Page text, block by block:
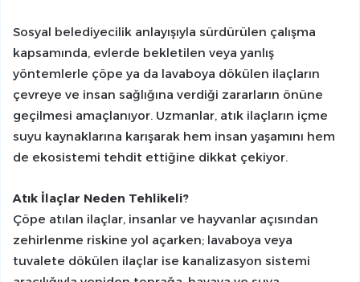
Sosyal belediyecilik anlayışıyla sürdürülen çalışma
kapsamında, evlerde bekletilen veya yanlış
yöntemlerle çöpe ya da lavaboya dökülen ilaçların
çevreye ve insan sağlığına verdiği zararların önüne
geçilmesi amaçlanıyor. Uzmanlar, atık ilaçların içme
suyu kaynaklarına karışarak hem insan yaşamını hem
de ekosistemi tehdit ettiğine dikkat çekiyor.
Atık İlaçlar Neden Tehlikeli?
Çöpe atılan ilaçlar, insanlar ve hayvanlar açısından
zehirlenme riskine yol açarken; lavaboya veya
tuvalete dökülen ilaçlar ise kanalizasyon sistemi